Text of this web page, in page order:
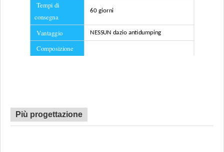
Tempi di
consegna
60 giorni
Vantaggio NESSUN dazio antidumping
Composizione
Più progettazione